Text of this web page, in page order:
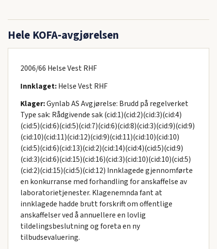
Hele KOFA-avgjørelsen
2006/66 Helse Vest RHF
Innklaget:Helse Vest RHF
Klager:Gynlab AS Avgjørelse: Brudd på regelverket
Type sak: Rådgivende sak (cid:1)(cid:2)(cid:3)(cid:4)
(cid:5)(cid:6)(cid:5)(cid:7)(cid:6)(cid:8)(cid:3)(cid:9)(cid:9)
(cid:10)(cid:11)(cid:12)(cid:9)(cid:11)(cid:10)(cid:10)
(cid:5)(cid:6)(cid:13)(cid:2)(cid:14)(cid:4)(cid:5)(cid:9)
(cid:3)(cid:6)(cid:15)(cid:16)(cid:3)(cid:10)(cid:10)(cid:5)
(cid:2)(cid:15)(cid:5)(cid:12) Innklagede gjennomførte
en konkurranse med forhandling for anskaffelse av
laboratorietjenester. Klagenemnda fant at
innklagede hadde brutt forskrift om offentlige
anskaffelser ved å annuellere en lovlig
tildelingsbeslutning og foreta en ny
tilbudsevaluering.